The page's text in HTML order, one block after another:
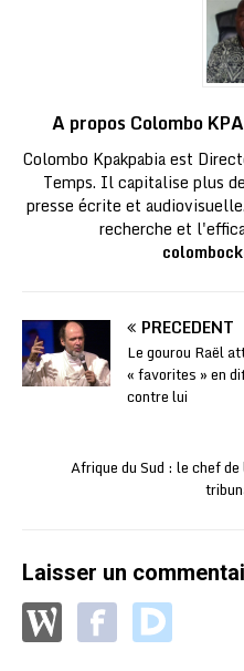
A propos Colombo
Colombo Kpakpabia est
Temps. Il capitalise plus
presse écrite et
recherche et
PRÉCÉDENT
Le gourou Raël
« favorites » en
contre lui
Afrique du Sud : le chef
Laisser un